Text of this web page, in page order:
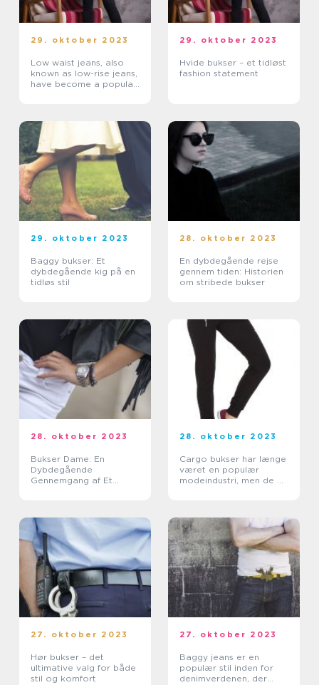
29. oktober 2023
Low waist jeans, also
known as low-rise jeans,
have become a popular
29. oktober 2023
Hvide bukser – et tidløst
fashion statement
29. oktober 2023
Baggy bukser: Et
dybdegående kig på en
tidløs stil
28. oktober 2023
En dybdegående rejse
gennem tiden: Historien
om stribede bukser
28. oktober 2023
Bukser Dame: En
Dybdegående
Gennemgang af Et
28. oktober 2023
Cargo bukser har længe
været en populær
modeindustri, men de er
27. oktober 2023
Hør bukser – det
ultimative valg for både
stil og komfort
27. oktober 2023
Baggy jeans er en
populær stil inden for
denimverdenen, der